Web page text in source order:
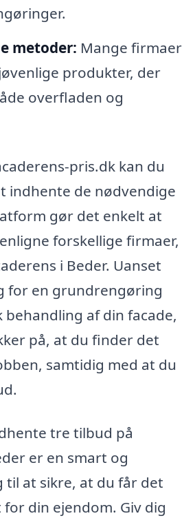
metoder: Mange firmaer
produkter, der
overfladen og
pris.dk kan du
indhente de nødvendige
gør det enkelt at
forskellige firmaer,
i Beder. Uanset
for en grundrengøring
behandling af din facade,
på, at du finder det
samtidig med at du
tre tilbud på
er en smart og
til at sikre, at du får det
din ejendom. Giv dig